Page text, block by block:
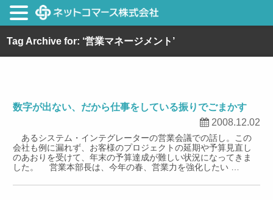
Tag Archive for: ‘営業マネージメント’
数字が出ない、だから仕事をしている振りでごまかす
2008.12.02
あるシステム・インテグレーターの営業会議での話し。この
会社も例に漏れず、お客様のプロジェクトの延期や予算見直し
のあおりを受けて、年末の予算達成が難しい状況になってきま
した。 営業本部長は、今年の春、営業力を強化したい …